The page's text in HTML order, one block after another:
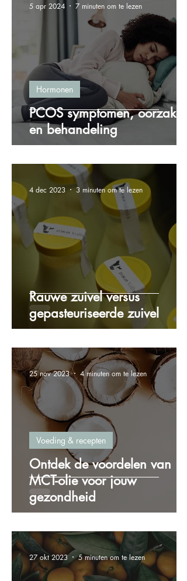
PCOS symptomen, oorzaken
en behandeling
Hormonen
5 apr 2024 7 minuten om te lezen
Rauwe zuivel versus
gepasteuriseerde zuivel
4 dec 2023 3 minuten om te lezen
Ontdek de voordelen van
MCT-olie voor jouw
gezondheid
Voeding & recepten
25 nov 2023 4 minuten om te lezen
27 okt 2023 5 minuten om te lezen